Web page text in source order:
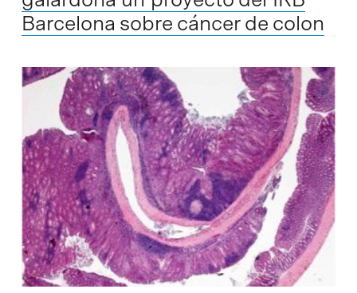
Barcelona sobre cáncer de colon